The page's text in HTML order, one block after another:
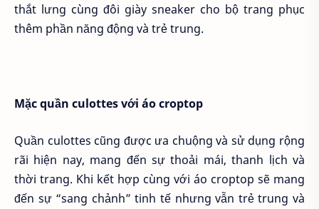
thắt lưng cùng đôi giày sneaker cho bộ trang phục
thêm phần năng động và trẻ trung.
Mặc quần culottes với áo croptop
Quần culottes cũng được ưa chuộng và sử dụng rộng
rãi hiện nay, mang đến sự thoải mái, thanh lịch và
thời trang. Khi kết hợp cùng với áo croptop sẽ mang
đến sự “sang chảnh” tinh tế nhưng vẫn trẻ trung và